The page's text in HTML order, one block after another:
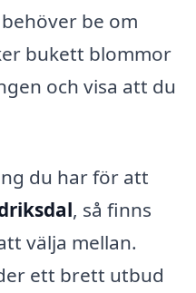
be om
bukett blommor
och visa att du
du har för att
, så finns
välja mellan.
ett brett utbud